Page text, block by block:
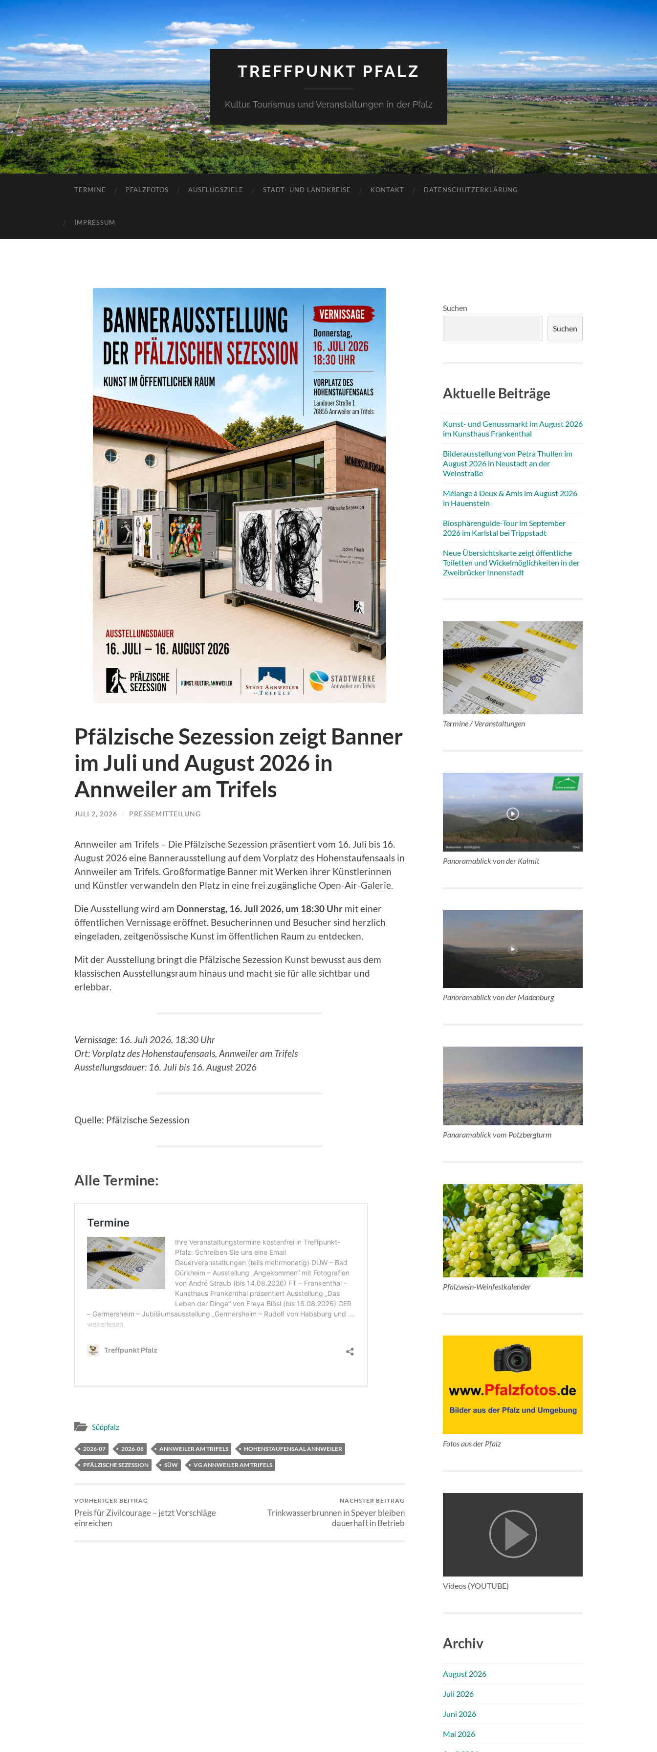
TREFFPUNKT PFALZ
Kultur, Tourismus und Veranstaltungen in der Pfalz
TERMINE PFALZFOTOS AUSFLUGSZIELE STADT- UND LANDKREISE KONTAKT DATENSCHUTZERKLÄRUNG
IMPRESSUM
Pfälzische Sezession zeigt Banner
im Juli und August 2026 in
Annweiler am Trifels
JULI 2, 2026 / PRESSEMITTEILUNG
Annweiler am Trifels – Die Pfälzische Sezession präsentiert vom 16. Juli bis 16.
August 2026 eine Bannerausstellung auf dem Vorplatz des Hohenstaufensaals in
Annweiler am Trifels. Großformatige Banner mit Werken ihrer Künstlerinnen
und Künstler verwandeln den Platz in eine frei zugängliche Open-Air-Galerie.
Die Ausstellung wird am Donnerstag, 16. Juli 2026, um 18:30 Uhr mit einer
öffentlichen Vernissage eröffnet. Besucherinnen und Besucher sind herzlich
eingeladen, zeitgenössische Kunst im öffentlichen Raum zu entdecken.
Mit der Ausstellung bringt die Pfälzische Sezession Kunst bewusst aus dem
klassischen Ausstellungsraum hinaus und macht sie für alle sichtbar und
erlebbar.
Vernissage: 16. Juli 2026, 18:30 Uhr
Ort: Vorplatz des Hohenstaufensaals, Annweiler am Trifels
Ausstellungsdauer: 16. Juli bis 16. August 2026
Quelle: Pfälzische Sezession
Alle Termine:
Südpfalz
2026-07 2026-08 ANNWEILER AM TRIFELS HOHENSTAUFENSAAL ANNWEILER
PFÄLZISCHE SEZESSION SÜW VG ANNWEILER AM TRIFELS
VORHERIGER BEITRAG
Preis für Zivilcourage – jetzt Vorschläge
einreichen
NÄCHSTER BEITRAG
Trinkwasserbrunnen in Speyer bleiben
dauerhaft in Betrieb
Suchen
Suchen
Aktuelle Beiträge
Kunst- und Genussmarkt im August 2026
im Kunsthaus Frankenthal
Bilderausstellung von Petra Thullen im
August 2026 in Neustadt an der
Weinstraße
Mélange à Deux & Amis im August 2026
in Hauenstein
Biosphärenguide-Tour im September
2026 im Karlstal bei Trippstadt
Neue Übersichtskarte zeigt öffentliche
Toiletten und Wickelmöglichkeiten in der
Zweibrücker Innenstadt
Termine / Veranstaltungen
Panoramablick von der Kalmit
Panoramablick von der Madenburg
Panaramablick vom Potzbergturm
Pfalzwein-Weinfestkalender
Fotos aus der Pfalz
Videos (YOUTUBE)
Archiv
August 2026
Juli 2026
Juni 2026
Mai 2026